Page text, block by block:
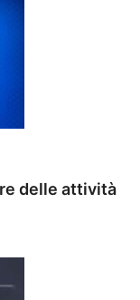
delle attività